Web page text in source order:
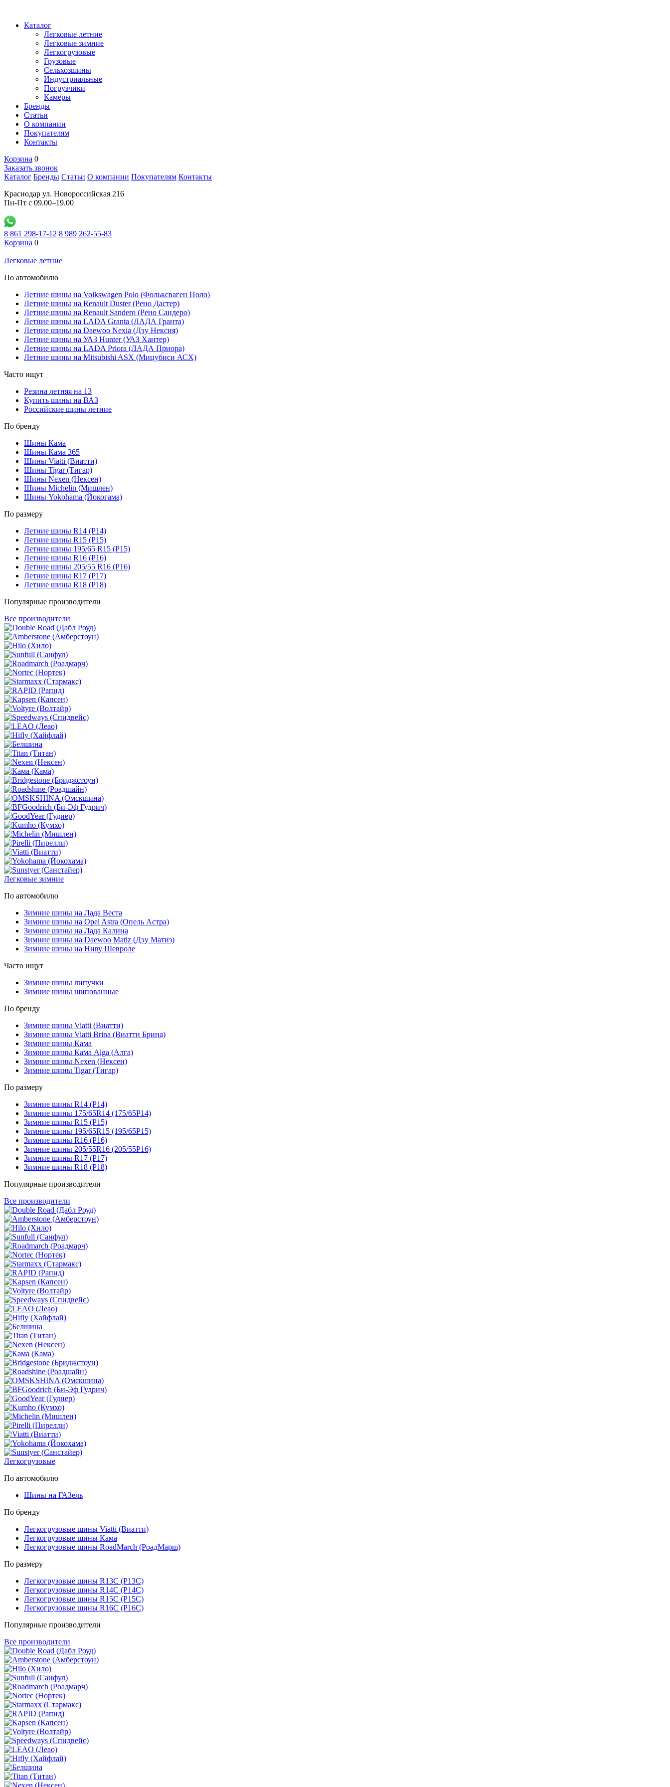
Каталог
Легковые летние
Легковые зимние
Легкогрузовые
Грузовые
Сельхозшины
Индустриальные
Погрузчики
Камеры
Бренды
Статьи
О компании
Покупателям
Контакты
Корзина 0
Заказать звонок
Каталог Бренды Статьи О компании Покупателям Контакты
Краснодар ул. Новороссийская 216
Пн-Пт с 09.00–19.00
8 861 298-17-12 8 989 262-55-83
Корзина 0
Легковые летние
По автомобилю
Летние шины на Volkswagen Polo (Фольксваген Поло)
Летние шины на Renault Duster (Рено Дастер)
Летние шины на Renault Sandero (Рено Сандеро)
Летние шины на LADA Granta (ЛАДА Гранта)
Летние шины на Daewoo Nexia (Дэу Нексия)
Летние шины на УАЗ Hunter (УАЗ Хантер)
Летние шины на LADA Priora (ЛАДА Приора)
Летние шины на Mitsubishi ASX (Мицубиси АСХ)
Часто ищут
Резина летняя на 13
Купить шины на ВАЗ
Российские шины летние
По бренду
Шины Кама
Шины Кама 365
Шины Viatti (Виатти)
Шины Tigar (Тигар)
Шины Nexen (Нексен)
Шины Michelin (Мишлен)
Шины Yokohama (Йокогама)
По размеру
Летние шины R14 (Р14)
Летние шины R15 (Р15)
Летние шины 195/65 R15 (Р15)
Летние шины R16 (Р16)
Летние шины 205/55 R16 (Р16)
Летние шины R17 (Р17)
Летние шины R18 (Р18)
Популярные производители
Все производители
Легковые зимние
По автомобилю
Зимние шины на Лада Веста
Зимние шины на Opel Astra (Опель Астра)
Зимние шины на Лада Калина
Зимние шины на Daewoo Matiz (Дэу Матиз)
Зимние шины на Ниву Шевроле
Часто ищут
Зимние шины липучки
Зимние шины шипованные
По бренду
Зимние шины Viatti (Виатти)
Зимние шины Viatti Brina (Виатти Брина)
Зимние шины Кама
Зимние шины Кама Alga (Алга)
Зимние шины Nexen (Нексен)
Зимние шины Tigar (Тигар)
По размеру
Зимние шины R14 (Р14)
Зимние шины 175/65R14 (175/65Р14)
Зимние шины R15 (Р15)
Зимние шины 195/65R15 (195/65Р15)
Зимние шины R16 (Р16)
Зимние шины 205/55R16 (205/55Р16)
Зимние шины R17 (Р17)
Зимние шины R18 (Р18)
Популярные производители
Все производители
Легкогрузовые
По автомобилю
Шины на ГАЗель
По бренду
Легкогрузовые шины Viatti (Виатти)
Легкогрузовые шины Кама
Легкогрузовые шины RoadMarch (РоадМарш)
По размеру
Легкогрузовые шины R13C (Р13С)
Легкогрузовые шины R14C (Р14С)
Легкогрузовые шины R15C (Р15С)
Легкогрузовые шины R16C (Р16С)
Популярные производители
Все производители